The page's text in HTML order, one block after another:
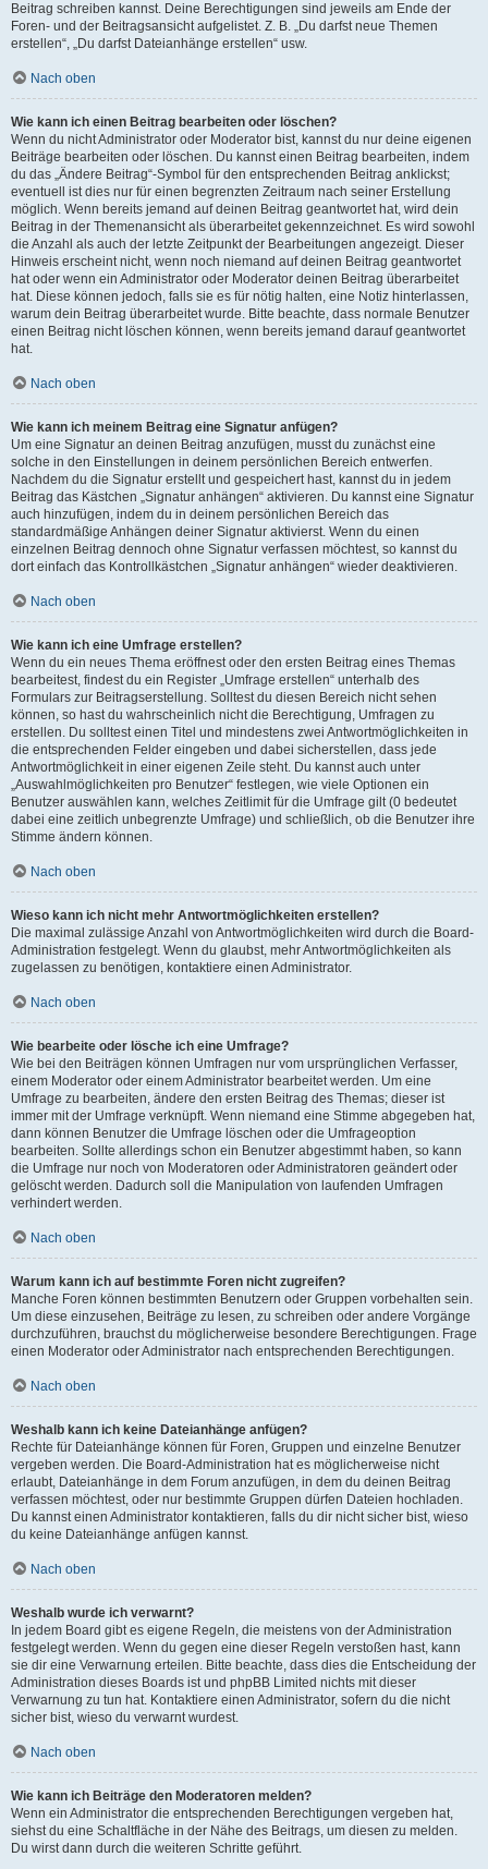
Beitrag schreiben kannst. Deine Berechtigungen sind jeweils am Ende der
Foren- und der Beitragsansicht aufgelistet. Z. B. „Du darfst neue Themen
erstellen“, „Du darfst Dateianhänge erstellen“ usw.
Nach oben
Wie kann ich einen Beitrag bearbeiten oder löschen?
Wenn du nicht Administrator oder Moderator bist, kannst du nur deine eigenen
Beiträge bearbeiten oder löschen. Du kannst einen Beitrag bearbeiten, indem
du das „Ändere Beitrag“-Symbol für den entsprechenden Beitrag anklickst;
eventuell ist dies nur für einen begrenzten Zeitraum nach seiner Erstellung
möglich. Wenn bereits jemand auf deinen Beitrag geantwortet hat, wird dein
Beitrag in der Themenansicht als überarbeitet gekennzeichnet. Es wird sowohl
die Anzahl als auch der letzte Zeitpunkt der Bearbeitungen angezeigt. Dieser
Hinweis erscheint nicht, wenn noch niemand auf deinen Beitrag geantwortet
hat oder wenn ein Administrator oder Moderator deinen Beitrag überarbeitet
hat. Diese können jedoch, falls sie es für nötig halten, eine Notiz hinterlassen,
warum dein Beitrag überarbeitet wurde. Bitte beachte, dass normale Benutzer
einen Beitrag nicht löschen können, wenn bereits jemand darauf geantwortet
hat.
Nach oben
Wie kann ich meinem Beitrag eine Signatur anfügen?
Um eine Signatur an deinen Beitrag anzufügen, musst du zunächst eine
solche in den Einstellungen in deinem persönlichen Bereich entwerfen.
Nachdem du die Signatur erstellt und gespeichert hast, kannst du in jedem
Beitrag das Kästchen „Signatur anhängen“ aktivieren. Du kannst eine Signatur
auch hinzufügen, indem du in deinem persönlichen Bereich das
standardmäßige Anhängen deiner Signatur aktivierst. Wenn du einen
einzelnen Beitrag dennoch ohne Signatur verfassen möchtest, so kannst du
dort einfach das Kontrollkästchen „Signatur anhängen“ wieder deaktivieren.
Nach oben
Wie kann ich eine Umfrage erstellen?
Wenn du ein neues Thema eröffnest oder den ersten Beitrag eines Themas
bearbeitest, findest du ein Register „Umfrage erstellen“ unterhalb des
Formulars zur Beitragserstellung. Solltest du diesen Bereich nicht sehen
können, so hast du wahrscheinlich nicht die Berechtigung, Umfragen zu
erstellen. Du solltest einen Titel und mindestens zwei Antwortmöglichkeiten in
die entsprechenden Felder eingeben und dabei sicherstellen, dass jede
Antwortmöglichkeit in einer eigenen Zeile steht. Du kannst auch unter
„Auswahlmöglichkeiten pro Benutzer“ festlegen, wie viele Optionen ein
Benutzer auswählen kann, welches Zeitlimit für die Umfrage gilt (0 bedeutet
dabei eine zeitlich unbegrenzte Umfrage) und schließlich, ob die Benutzer ihre
Stimme ändern können.
Nach oben
Wieso kann ich nicht mehr Antwortmöglichkeiten erstellen?
Die maximal zulässige Anzahl von Antwortmöglichkeiten wird durch die Board-
Administration festgelegt. Wenn du glaubst, mehr Antwortmöglichkeiten als
zugelassen zu benötigen, kontaktiere einen Administrator.
Nach oben
Wie bearbeite oder lösche ich eine Umfrage?
Wie bei den Beiträgen können Umfragen nur vom ursprünglichen Verfasser,
einem Moderator oder einem Administrator bearbeitet werden. Um eine
Umfrage zu bearbeiten, ändere den ersten Beitrag des Themas; dieser ist
immer mit der Umfrage verknüpft. Wenn niemand eine Stimme abgegeben hat,
dann können Benutzer die Umfrage löschen oder die Umfrageoption
bearbeiten. Sollte allerdings schon ein Benutzer abgestimmt haben, so kann
die Umfrage nur noch von Moderatoren oder Administratoren geändert oder
gelöscht werden. Dadurch soll die Manipulation von laufenden Umfragen
verhindert werden.
Nach oben
Warum kann ich auf bestimmte Foren nicht zugreifen?
Manche Foren können bestimmten Benutzern oder Gruppen vorbehalten sein.
Um diese einzusehen, Beiträge zu lesen, zu schreiben oder andere Vorgänge
durchzuführen, brauchst du möglicherweise besondere Berechtigungen. Frage
einen Moderator oder Administrator nach entsprechenden Berechtigungen.
Nach oben
Weshalb kann ich keine Dateianhänge anfügen?
Rechte für Dateianhänge können für Foren, Gruppen und einzelne Benutzer
vergeben werden. Die Board-Administration hat es möglicherweise nicht
erlaubt, Dateianhänge in dem Forum anzufügen, in dem du deinen Beitrag
verfassen möchtest, oder nur bestimmte Gruppen dürfen Dateien hochladen.
Du kannst einen Administrator kontaktieren, falls du dir nicht sicher bist, wieso
du keine Dateianhänge anfügen kannst.
Nach oben
Weshalb wurde ich verwarnt?
In jedem Board gibt es eigene Regeln, die meistens von der Administration
festgelegt werden. Wenn du gegen eine dieser Regeln verstoßen hast, kann
sie dir eine Verwarnung erteilen. Bitte beachte, dass dies die Entscheidung der
Administration dieses Boards ist und phpBB Limited nichts mit dieser
Verwarnung zu tun hat. Kontaktiere einen Administrator, sofern du die nicht
sicher bist, wieso du verwarnt wurdest.
Nach oben
Wie kann ich Beiträge den Moderatoren melden?
Wenn ein Administrator die entsprechenden Berechtigungen vergeben hat,
siehst du eine Schaltfläche in der Nähe des Beitrags, um diesen zu melden.
Du wirst dann durch die weiteren Schritte geführt.